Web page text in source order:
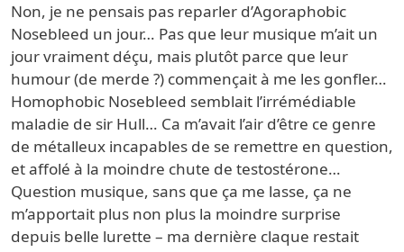
Non, je ne pensais pas reparler d’Agoraphobic
Nosebleed un jour… Pas que leur musique m’ait un
jour vraiment déçu, mais plutôt parce que leur
humour (de merde ?) commençait à me les gonfler…
Homophobic Nosebleed semblait l’irrémédiable
maladie de sir Hull… Ca m’avait l’air d’être ce genre
de métalleux incapables de se remettre en question,
et affolé à la moindre chute de testostérone…
Question musique, sans que ça me lasse, ça ne
m’apportait plus non plus la moindre surprise
depuis belle lurette – ma dernière claque restait